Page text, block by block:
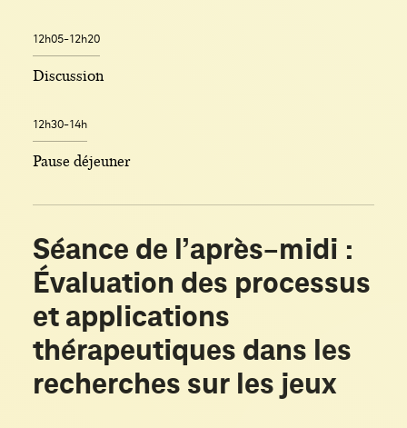
12h05-12h20
Discussion
12h30-14h
Pause déjeuner
Séance de l’après-midi :
Évaluation des processus
et applications
thérapeutiques dans les
recherches sur les jeux